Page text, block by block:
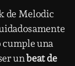
de Melodic
cumple una
unbeat de